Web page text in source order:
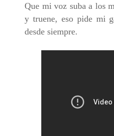
Que mi voz suba a los
y truene, eso pide mi
desde siempre.